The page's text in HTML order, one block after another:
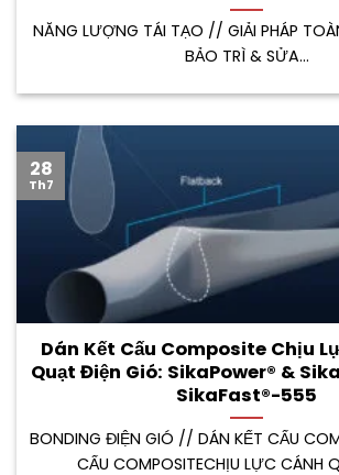
NĂNG LƯỢNG TÁI TẠO // GIẢI PHÁP
BẢO TRÌ & SỬA...
Dán Kết Cấu Composite Chịu
Quạt Điện Gió: SikaPower® &
SikaFast®-555
BONDING ĐIỆN GIÓ // DÁN KẾT CẤU
CẤU COMPOSITECHỊU LỰC CÁNH
28
Th7